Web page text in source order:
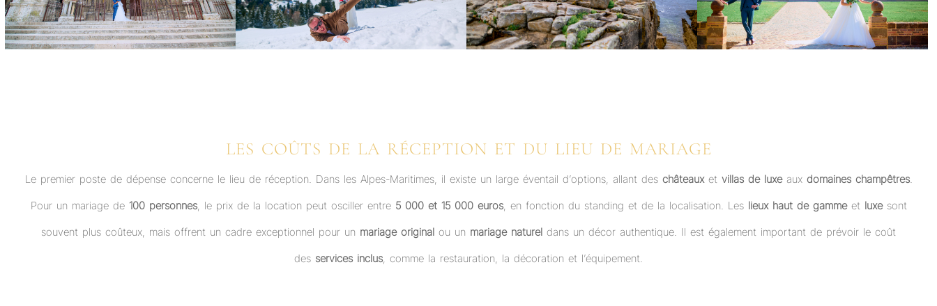
LES COÛTS DE LA RÉCEPTION ET DU LIEU DE MARIAGE
Le premier poste de dépense concerne le lieu de réception. Dans les Alpes-Maritimes, il existe un large éventail d’options, allant des châteauxet villas de luxeaux domaines champêtres.
Pour un mariage de 100 personnes, le prix de la location peut osciller entre 5 000 et 15 000 euros, en fonction du standing et de la localisation. Les lieux haut de gammeet luxesont
souvent plus coûteux, mais offrent un cadre exceptionnel pour un mariage original ou un mariage naturel dans un décor authentique. Il est également important de prévoir le coût
des services inclus, comme la restauration, la décoration et l’équipement.